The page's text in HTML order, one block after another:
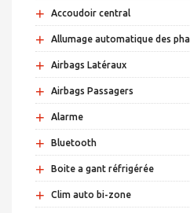
+ Accoudoir central
+ Allumage automatique des
+ Airbags Latéraux
+ Airbags Passagers
+ Alarme
+ Bluetooth
+ Boite a gant réfrigérée
+ Clim auto bi-zone